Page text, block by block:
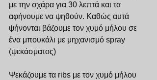
με την σχάρα για 30 λεπτά και τα
αφήνουμε να ψηθούν. Καθώς αυτά
ψήνονται βάζουμε τον χυμό μήλου σε
ένα μπουκάλι με μηχανισμό spray
(ψεκάσματος)
Ψεκάζουμε τα ribs με τον χυμό μήλου